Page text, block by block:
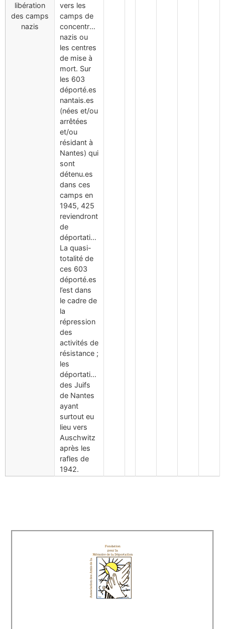
libération
des camps
nazis
vers les
camps de
concentration
nazis ou
les centres
de mise à
mort. Sur
les 603
déporté.es
nantais.es
(nées et/ou
arrêtées
et/ou
résidant à
Nantes) qui
sont
détenu.es
dans ces
camps en
1945, 425
reviendront
de
déportation.
La quasi-
totalité de
ces 603
déporté.es
l’est dans
le cadre de
la
répression
des
activités de
résistance ;
les
déportations
des Juifs
de Nantes
ayant
surtout eu
lieu vers
Auschwitz
après les
rafles de
1942.